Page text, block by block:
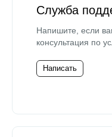
Служба
Напишите, если
консультация по
Написать